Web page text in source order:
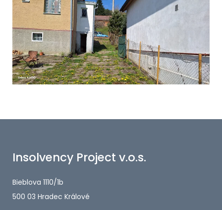
Insolvency Project v.o.s.
Bieblova 1110/1b
500 03 Hradec Králové